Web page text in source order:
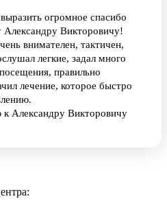
огромное спасибо
Александру Викторовичу!
внимателен, тактичен,
легкие, задал много
правильно
лечение, которое быстро
Александру Викторовичу
осталась очень